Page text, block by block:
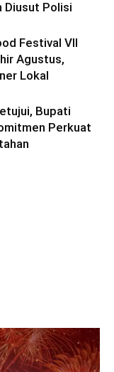
Diusut Polisi
Festival VII
Agustus,
Lokal
Bupati
Perkuat